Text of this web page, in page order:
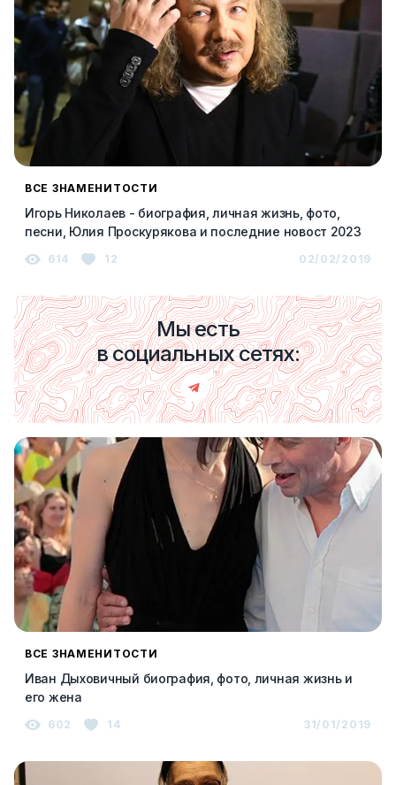
ВСЕ ЗНАМЕНИТОСТИ
Игорь Николаев - биография, личная жизнь, фото,
песни, Юлия Проскурякова и последние новост 2023
614 12 02/02/2019
Мы есть
в социальных сетях:
ВСЕ ЗНАМЕНИТОСТИ
Иван Дыховичный биография, фото, личная жизнь и
его жена
602 14 31/01/2019